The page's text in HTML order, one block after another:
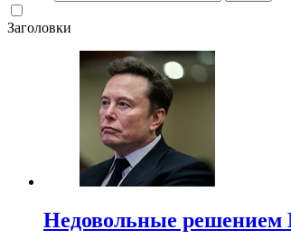
Заголовки
Недовольные решением